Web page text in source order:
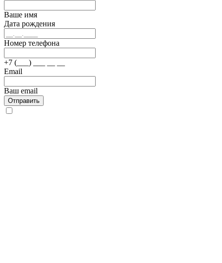
Ваше имя
Дата рождения
Номер телефона
+7 (___) ___ __ __
Email
Ваш email
Отправить